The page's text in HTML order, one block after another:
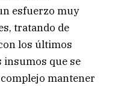
esfuerzo muy
tratando de
los últimos
insumos que se
mantener